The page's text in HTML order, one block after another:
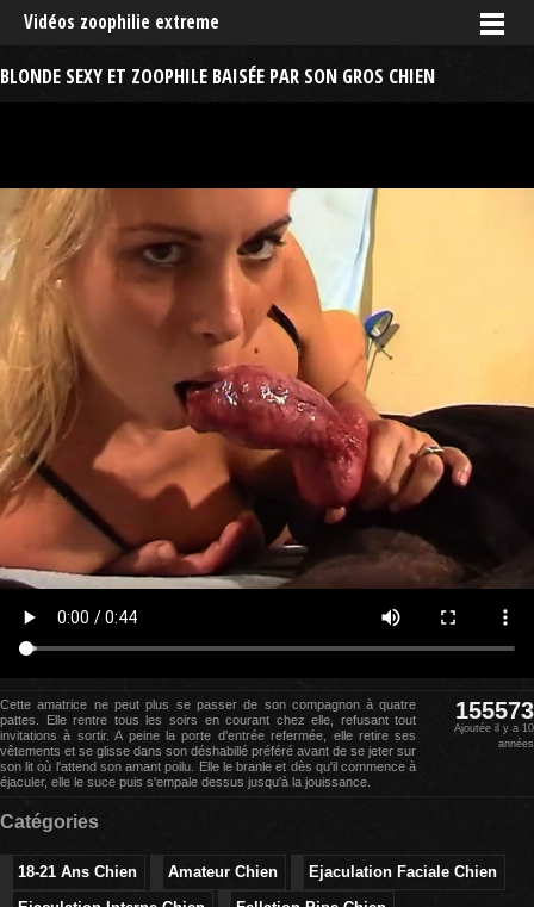
Vidéos zoophilie extreme
BLONDE SEXY ET ZOOPHILE BAISÉE PAR SON GROS CHIEN
Cette amatrice ne peut plus se passer de son compagnon à quatre
pattes. Elle rentre tous les soirs en courant chez elle, refusant tout
invitations à sortir. A peine la porte d'entrée refermée, elle retire ses
vêtements et se glisse dans son déshabillé préféré avant de se jeter sur
son lit où l'attend son amant poilu. Elle le branle et dès qu'il commence à
éjaculer, elle le suce puis s'empale dessus jusqu'à la jouissance.
155573
Ajoutée il y a 10
années
Catégories
18-21 Ans Chien Amateur Chien
Ejaculation Faciale Chien